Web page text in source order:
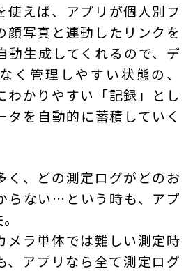
使えば、アプリが個人別フ
顔写真と連動したリンクを
動生成してくれるので、デ
く管理しやすい状態の、
わかりやすい「記録」とし
タを自動的に蓄積していく
く、どの測定ログがどのお
らない…という時も、アプ
メラ単体では難しい測定時
、アプリなら全て測定ログ